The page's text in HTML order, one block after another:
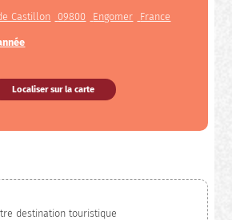
Castillon 09800 Engomer France
Localiser sur la carte
destination touristique